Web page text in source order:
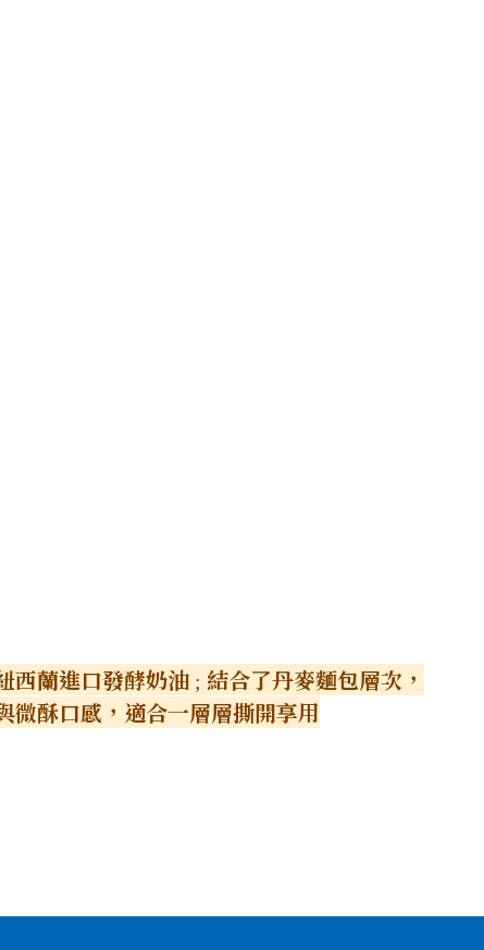
西蘭進口發酵奶油 ; 結合了丹麥麵包層次，
微酥口感，適合一層層撕開享用